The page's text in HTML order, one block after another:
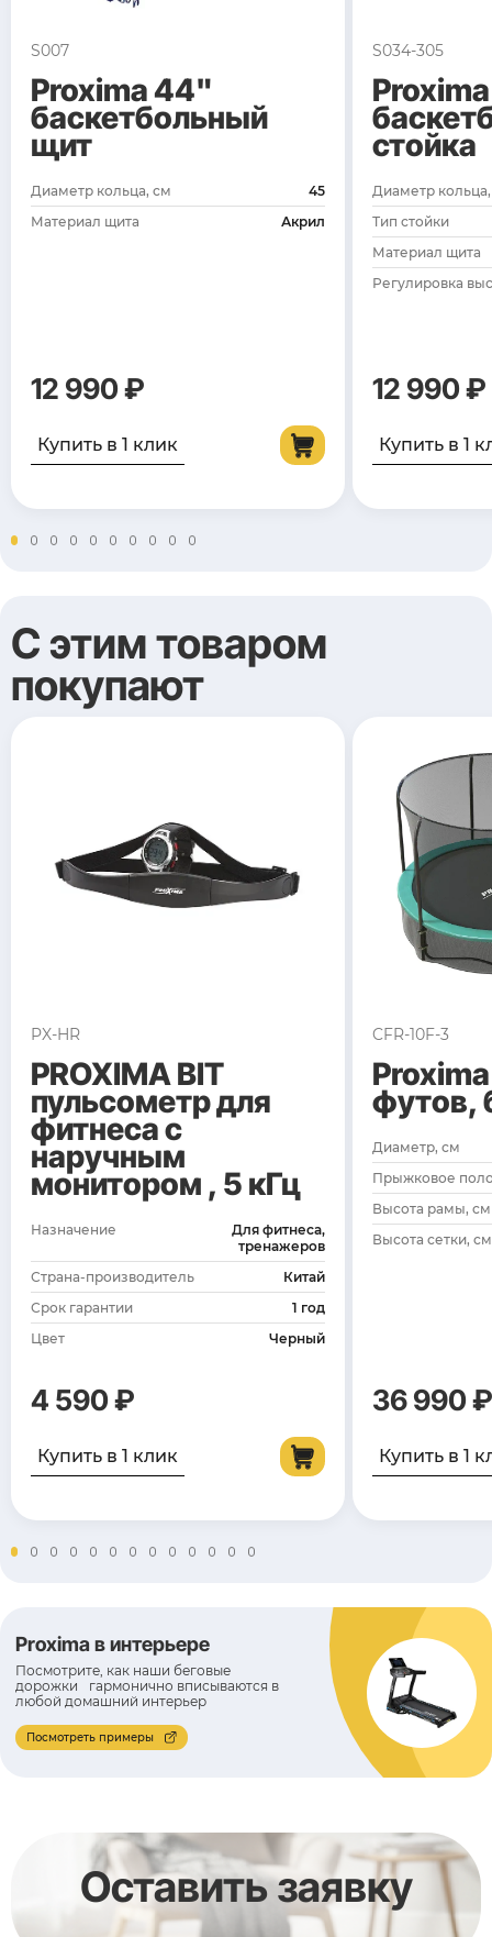
S007
Proxima 44"
баскетбольный
щит
Диаметр кольца, см
45
Материал щита
Акрил
12 990 ₽
Купить в 1 клик
S034-305
стойка
Диаметр
Тип стойки
Материал щита
Регулировка
12 990 ₽
Купить в 1
С этим товаром
покупают
PX-HR
PROXIMA BIT
пульсометр для
фитнеса с
наручным
монитором , 5 кГц
Назначение
Для фитнеса,
тренажеров
Страна-производитель
Китай
Срок гарантии
1 год
Цвет
Черный
4 590 ₽
Купить в 1 клик
CFR-10F-3
футов,
Диаметр, см
Прыжковое
Высота рамы, см
Высота сетки, см
36 990 ₽
Купить в 1
Proxima в интерьере
Посмотрите, как наши беговые
дорожки гармонично вписываются в
любой домашний интерьер
Посмотреть примеры
Оставить заявку